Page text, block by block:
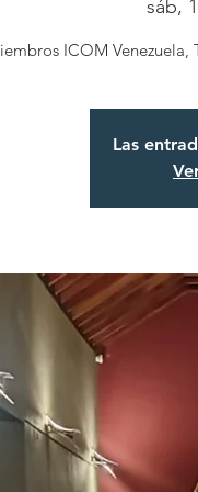
sáb,
ICOM Venezuela,
Las